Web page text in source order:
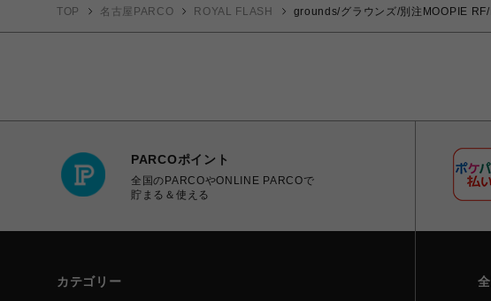
TOP 名古屋PARCO ROYAL FLASH grounds/グラウンズ/別注MOOPIE
PARCOポイント
全国のPARCOやONLINE PARCOで
貯まる＆使える
カテゴリー